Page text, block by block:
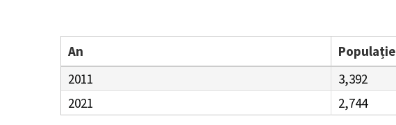
An Populație
2011
3,392
2021
2,744